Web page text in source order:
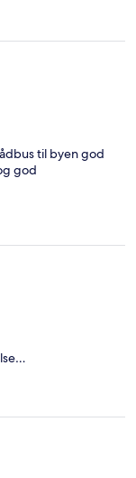
til byen god
god